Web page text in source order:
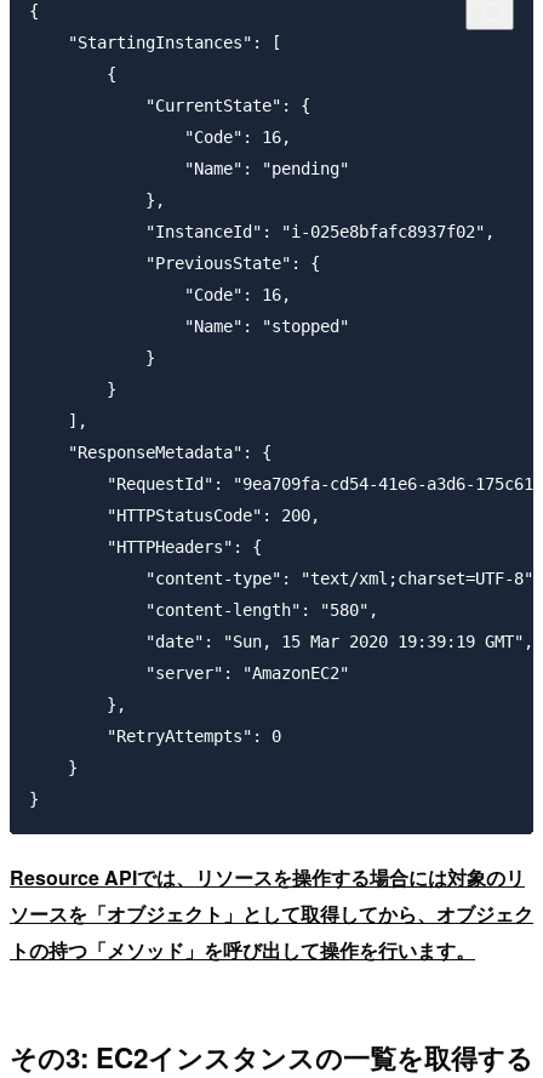
{
    "StartingInstances": [
        {
            "CurrentState": {
                "Code": 16,
                "Name": "pending"
            },
            "InstanceId": "i-025e8bfafc8937f02",
            "PreviousState": {
                "Code": 16,
                "Name": "stopped"
            }
        }
    ],
    "ResponseMetadata": {
"RequestId": "9ea709fa-cd54-41e6-a3d6-
        "HTTPStatusCode": 200,
        "HTTPHeaders": {
            "content-type": "text/xml;charset=UTF-8",
            "content-length": "580",
            "date": "Sun, 15 Mar 2020 19:39:19 GMT",
            "server": "AmazonEC2"
        },
        "RetryAttempts": 0
    }
Resource APIでは、リソースを操作する場合には対象のリ
ソースを「オブジェクト」として取得してから、オブジェク
トの持つ「メソッド」を呼び出して操作を行います。
その3: EC2インスタンスの一覧を取得する